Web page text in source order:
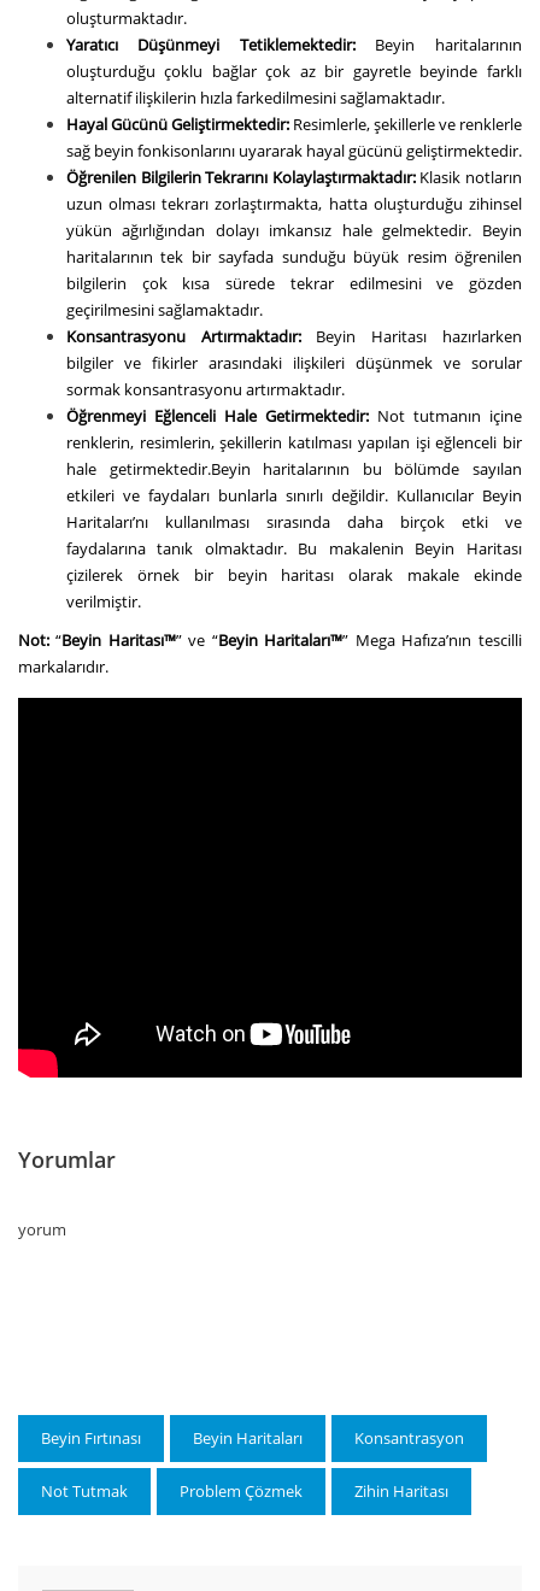
oluşturmaktadır.
Yaratıcı Düşünmeyi Tetiklemektedir: Beyin haritalarının
oluşturduğu çoklu bağlar çok az bir gayretle beyinde farklı
alternatif ilişkilerin hızla farkedilmesini sağlamaktadır.
Hayal Gücünü Geliştirmektedir: Resimlerle, şekillerle ve renklerle
sağ beyin fonkisonlarını uyararak hayal gücünü geliştirmektedir.
Öğrenilen Bilgilerin Tekrarını Kolaylaştırmaktadır:Klasik notların
uzun olması tekrarı zorlaştırmakta, hatta oluşturduğu zihinsel
yükün ağırlığından dolayı imkansız hale gelmektedir. Beyin
haritalarının tek bir sayfada sunduğu büyük resim öğrenilen
bilgilerin çok kısa sürede tekrar edilmesini ve gözden
geçirilmesini sağlamaktadır.
Konsantrasyonu Artırmaktadır:Beyin Haritası hazırlarken
bilgiler ve fikirler arasındaki ilişkileri düşünmek ve sorular
sormak konsantrasyonu artırmaktadır.
Öğrenmeyi Eğlenceli Hale Getirmektedir: Not tutmanın içine
renklerin, resimlerin, şekillerin katılması yapılan işi eğlenceli bir
hale getirmektedir.Beyin haritalarının bu bölümde sayılan
etkileri ve faydaları bunlarla sınırlı değildir. Kullanıcılar Beyin
Haritaları’nı kullanılması sırasında daha birçok etki ve
faydalarına tanık olmaktadır. Bu makalenin Beyin Haritası
çizilerek örnek bir beyin haritası olarak makale ekinde
verilmiştir.
Not: “Beyin Haritası™” ve “Beyin Haritaları™” Mega Hafıza’nın tescilli
markalarıdır.
Yorumlar
yorum
Beyin Fırtınası Beyin Haritaları Konsantrasyon
Not Tutmak Problem Çözmek Zihin Haritası